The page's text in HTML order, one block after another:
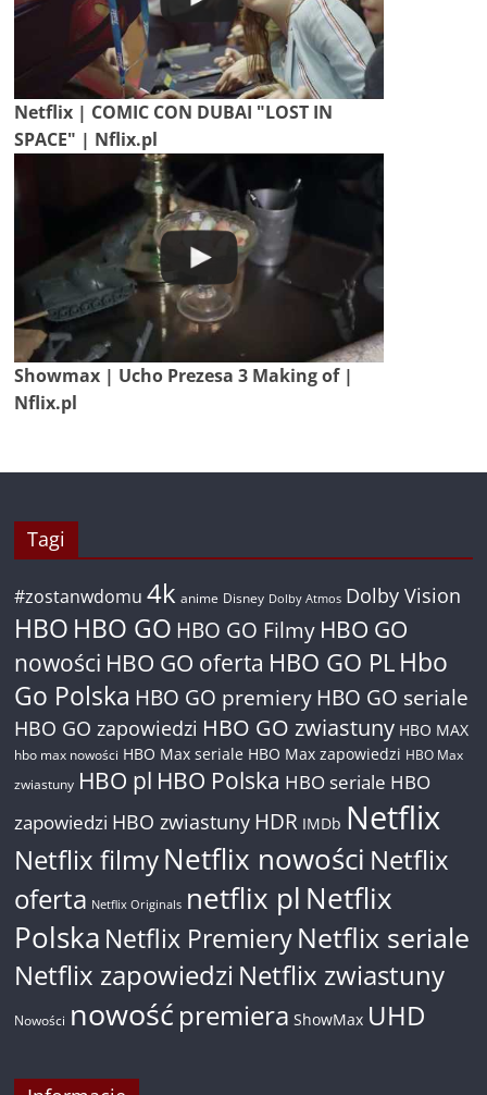
Netflix | COMIC CON DUBAI "LOST IN
SPACE" | Nflix.pl
Showmax | Ucho Prezesa 3 Making of |
Nflix.pl
Tagi
#zostanwdomu 4k anime Disney Dolby Atmos Dolby Vision
HBO HBO GO HBO GO Filmy HBO GO
nowości HBO GO oferta HBO GO PL Hbo
Go Polska HBO GO premiery HBO GO seriale
HBO GO zapowiedzi HBO GO zwiastuny HBO MAX
hbo max nowości HBO Max seriale HBO Max zapowiedzi HBO Max
zwiastuny HBO pl HBO Polska HBO seriale HBO
zapowiedzi HBO zwiastuny HDR IMDb Netflix
Netflix filmyNetflix nowości Netflix
oferta Netflix Originals netflix pl Netflix
Polska Netflix PremieryNetflix seriale
Netflix zapowiedzi Netflix zwiastuny
Nowości nowość premiera ShowMax UHD